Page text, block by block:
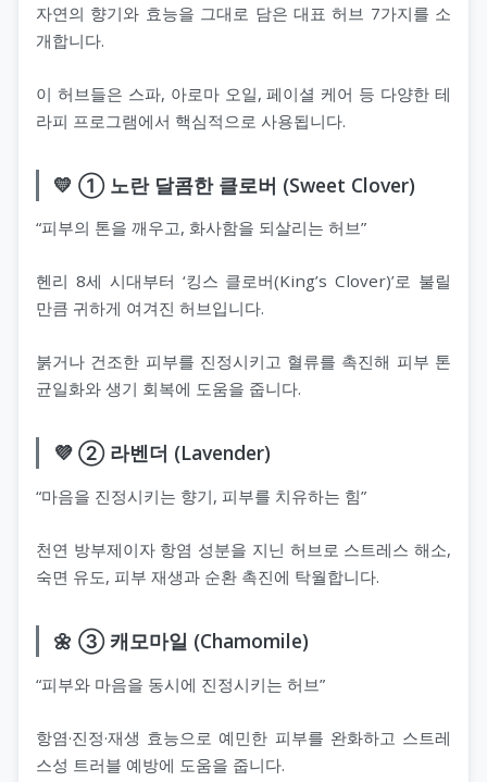
자연의 향기와 효능을 그대로 담은 대표 허브 7가지를 소
개합니다.
이 허브들은 스파, 아로마 오일, 페이셜 케어 등 다양한 테
라피 프로그램에서 핵심적으로 사용됩니다.
💛 ① 노란 달콤한 클로버 (Sweet Clover)
“피부의 톤을 깨우고, 화사함을 되살리는 허브”
헨리 8세 시대부터 ‘킹스 클로버(King’s Clover)’로 불릴
만큼 귀하게 여겨진 허브입니다.
붉거나 건조한 피부를 진정시키고 혈류를 촉진해 피부 톤
균일화와 생기 회복에 도움을 줍니다.
💜 ② 라벤더 (Lavender)
“마음을 진정시키는 향기, 피부를 치유하는 힘”
천연 방부제이자 항염 성분을 지닌 허브로 스트레스 해소,
숙면 유도, 피부 재생과 순환 촉진에 탁월합니다.
🌼 ③ 캐모마일 (Chamomile)
“피부와 마음을 동시에 진정시키는 허브”
항염·진정·재생 효능으로 예민한 피부를 완화하고 스트레
스성 트러블 예방에 도움을 줍니다.